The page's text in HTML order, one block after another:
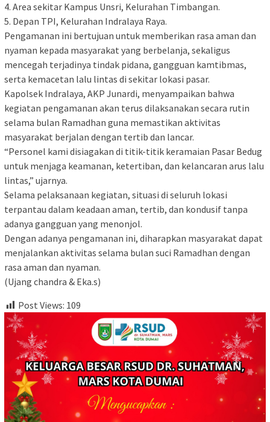
4. Area sekitar Kampus Unsri, Kelurahan Timbangan.
5. Depan TPI, Kelurahan Indralaya Raya.
Pengamanan ini bertujuan untuk memberikan rasa aman dan
nyaman kepada masyarakat yang berbelanja, sekaligus
mencegah terjadinya tindak pidana, gangguan kamtibmas,
serta kemacetan lalu lintas di sekitar lokasi pasar.
Kapolsek Indralaya, AKP Junardi, menyampaikan bahwa
kegiatan pengamanan akan terus dilaksanakan secara rutin
selama bulan Ramadhan guna memastikan aktivitas
masyarakat berjalan dengan tertib dan lancar.
“Personel kami disiagakan di titik-titik keramaian Pasar Bedug
untuk menjaga keamanan, ketertiban, dan kelancaran arus lalu
lintas,” ujarnya.
Selama pelaksanaan kegiatan, situasi di seluruh lokasi
terpantau dalam keadaan aman, tertib, dan kondusif tanpa
adanya gangguan yang menonjol.
Dengan adanya pengamanan ini, diharapkan masyarakat dapat
menjalankan aktivitas selama bulan suci Ramadhan dengan
rasa aman dan nyaman.
(Ujang chandra & Eka.s)
Post Views: 109